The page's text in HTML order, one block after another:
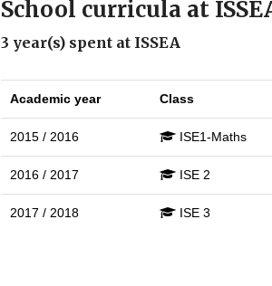
School curricula at
3 year(s) spent at ISSEA
Academic year Class
2015 / 2016 ISE1-Maths
2016 / 2017 ISE 2
2017 / 2018 ISE 3